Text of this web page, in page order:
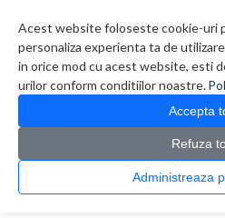
Acest website foloseste cookie-uri
personaliza experienta ta de
in orice mod cu acest website, esti
urilor conform conditiilor noastre.
Accepta
Refuza
CATALOG PRODUSE
Consumabile originale > Toner